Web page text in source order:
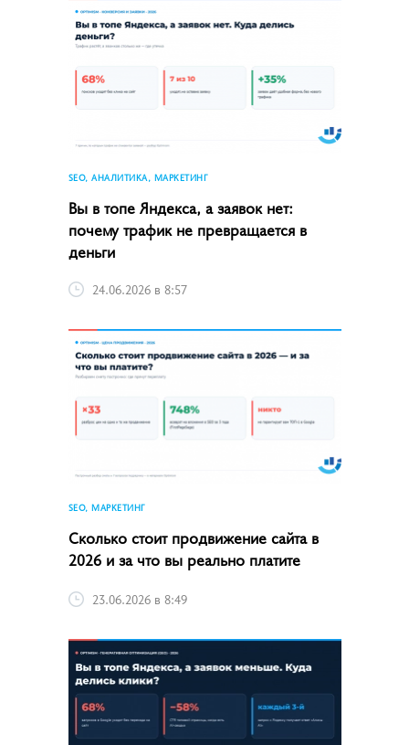
SEO, АНАЛИТИКА, МАРКЕТИНГ
Вы в топе Яндекса, а заявок нет:
почему трафик не превращается в
деньги
24.06.2026 в 8:57
SEO, МАРКЕТИНГ
Сколько стоит продвижение сайта в
2026 и за что вы реально платите
23.06.2026 в 8:49